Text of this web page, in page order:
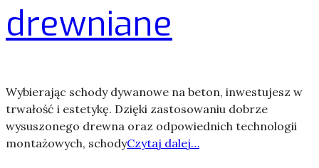
drewniane
Wybierając schody dywanowe na beton, inwestujesz w
trwałość i estetykę. Dzięki zastosowaniu dobrze
wysuszonego drewna oraz odpowiednich technologii
montażowych, schodyCzytaj dalej…